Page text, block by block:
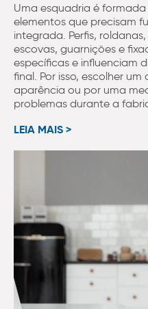
Uma esquadria é
elementos que precisam
integrada. Perfis,
escovas, guarnições e
específicas e influenciam
final. Por isso, escolher
aparência ou por uma
problemas durante a
LEIA MAIS >